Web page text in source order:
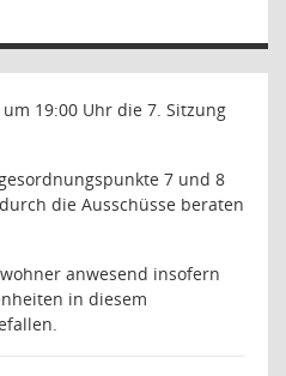
19:00 Uhr die 7. Sitzung
7 und 8
die Ausschüsse beraten
anwesend insofern
in diesem